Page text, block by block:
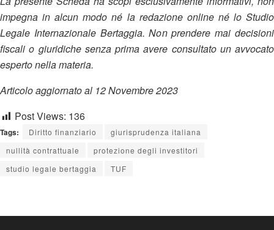
impegna in alcun modo né la redazione online né lo Studio
Legale Internazionale Bertaggia. Non prendere mai decisioni
fiscali o giuridiche senza prima avere consultato un avvocato
esperto nella materia.
Articolo aggiornato al 12 Novembre 2023
Post Views: 136
Tags: Diritto finanziario
giurisprudenza italiana
nullità contrattuale
protezione degli investitori
studio legale bertaggia
TUF